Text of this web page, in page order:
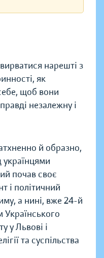
нарешті з
як
щоб вони
незалежну і
й образно,
почав своє
і політичний
а нині, вже 24-й
у Львові і
та суспільства